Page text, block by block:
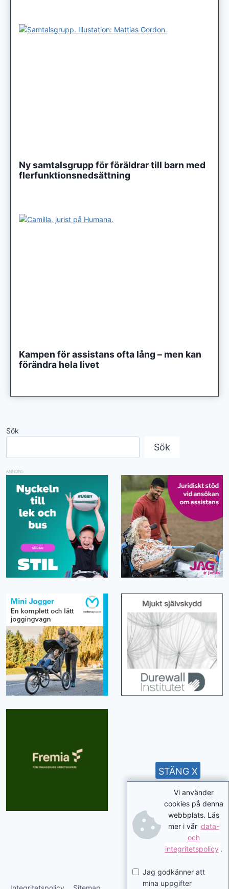
Ny samtalsgrupp för föräldrar till barn med
flerfunktionsnedsättning
Kampen för assistans ofta lång – men kan
förändra hela livet
Sök
Sök
ANNONS
Vi använder
cookies på denna
webbplats. Läs
mer i vår data-
och
integritetspolicy .
Jag godkänner att
mina uppgifter
STÄNG X